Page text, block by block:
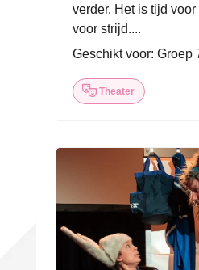
verder. Het is tijd voor
voor strijd....
Geschikt voor: Groep
Theater